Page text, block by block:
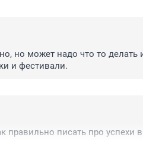
но может надо что то делать
и фестивали.
правильно писать про успехи